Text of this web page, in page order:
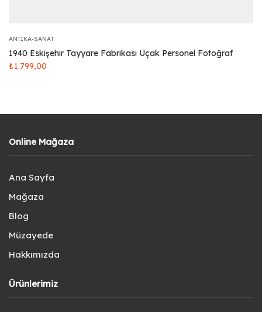
ANTIKA-SANAT
1940 Eskişehir Tayyare Fabrikası Uçak Personel Fotoğraf
₺1.799,00
Online Mağaza
Ana Sayfa
Mağaza
Blog
Müzayede
Hakkımızda
Ürünlerimiz